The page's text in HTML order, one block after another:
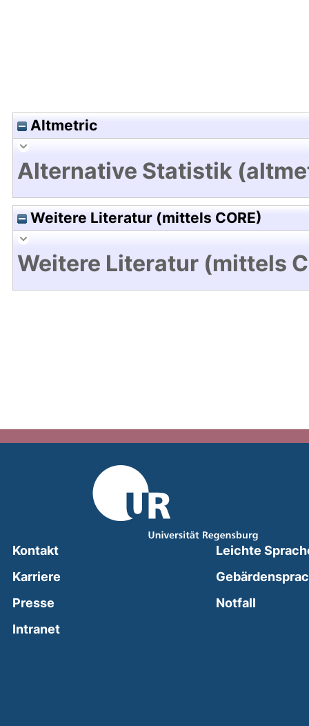
Altmetric
Alternative Statistik
Weitere Literatur (mittels CORE)
Weitere Literatur (mittels
Kontakt
Karriere
Presse
Intranet(external link, opens in a new window)
Leichte
Notfall